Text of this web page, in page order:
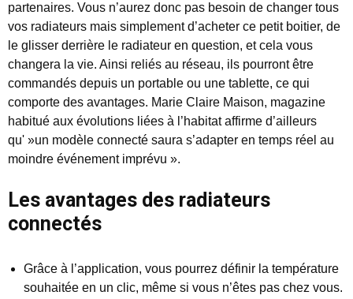
partenaires. Vous n’aurez donc pas besoin de changer tous
vos radiateurs mais simplement d’acheter ce petit boitier, de
le glisser derrière le radiateur en question, et cela vous
changera la vie. Ainsi reliés au réseau, ils pourront être
commandés depuis un portable ou une tablette, ce qui
comporte des avantages. Marie Claire Maison, magazine
habitué aux évolutions liées à l’habitat affirme d’ailleurs
qu' »un modèle connecté saura s’adapter en temps réel au
moindre événement imprévu ».
Les avantages des radiateurs
connectés
Grâce à l’application, vous pourrez définir la température
souhaitée en un clic, même si vous n’êtes pas chez vous.